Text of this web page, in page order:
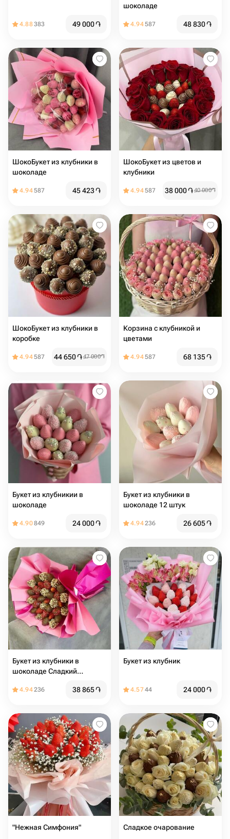
4.88383 49 000֏
шоколаде
4.94587 48 830֏
ШокоБукет из клубники в
шоколаде
4.94587 45 423֏
ШокоБукет из цветов и
клубники
4.94587 38 000֏40 000֏
ШокоБукет из клубники в
коробке
4.94587 44 650֏47 000֏
Корзина с клубникой и
цветами
4.94587 68 135֏
Букет из клубникии в
шоколаде
4.90849 24 000֏
Букет из клубники в
шоколаде 12 штук
4.94236 26 605֏
Букет из клубники в
шоколаде Сладкий
4.94236 38 865֏
Букет из клубник
4.5744 24 000֏
"Нежная Симфония" Сладкое очарование